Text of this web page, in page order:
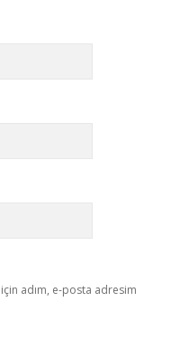
adım, e-posta adresim